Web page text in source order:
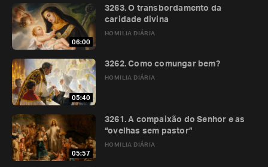
06:00
HOMILIA DIÁRIA
3263. O transbordamento da
caridade divina
05:40
HOMILIA DIÁRIA
3262. Como comungar bem?
05:57
HOMILIA DIÁRIA
3261. A compaixão do Senhor e as
“ovelhas sem pastor”